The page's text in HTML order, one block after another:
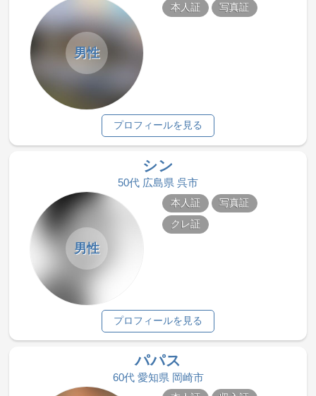
男性
本人証 写真証
プロフィールを見る
シン
50代 広島県 呉市
男性
本人証
写真証
クレ証
プロフィールを見る
パパス
60代 愛知県 岡崎市